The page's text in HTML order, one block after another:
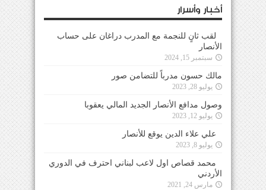
أخبار وأسرار
لقب ثانٍ للنجمة مع المدرب دراغان على حساب
الأنصار
سبتمبر 15, 2024
مالك حسون مدرباً للتضامن صور
يوليو 28, 2023
وصول مدافع الأنصار الجديد المالي يعقوبا
يوليو 12, 2023
علي علاء الدين يوقع للأنصار
يوليو 8, 2023
محمد قصاص اول لاعب لبناني احترف في الدوري
الأردني
مارس 24, 2021